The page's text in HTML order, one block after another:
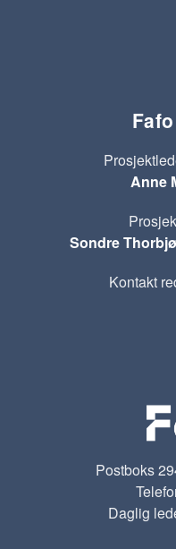
Anne
Sondre
Kontakt
Postboks
Daglig